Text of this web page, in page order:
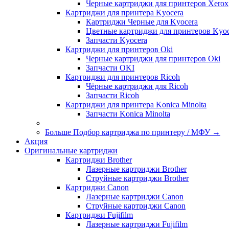
Черные картриджи для принтеров Xerox
Картриджи для принтера Kyocera
Картриджи Черные для Kyocera
Цветные картриджи для принтеров
Запчасти Kyocera
Картриджи для принтеров Oki
Черные картриджи для принтеров Oki
Запчасти OKI
Картриджи для принтеров Ricoh
Чёрные картриджи для Ricoh
Запчасти Ricoh
Картриджи для принтера Konica Minolta
Запчасти Koniсa Minolta
Больше Подбор картриджа по принтеру / МФУ →
Акция
Оригинальные картриджи
Картриджи Brother
Лазерные картриджи Brother
Струйные картриджи Brother
Картриджи Canon
Лазерные картриджи Canon
Струйные картриджи Canon
Картриджи Fujifilm
Лазерные картриджи Fujifilm